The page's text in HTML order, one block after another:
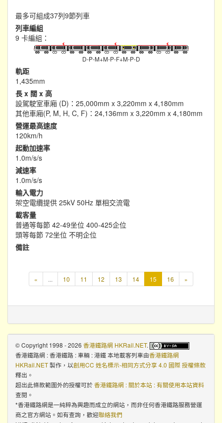
最多可組成37列9節列車
列車編組
9 卡編組：
D-P-M+M-P-F+M-P-D
軌距
1,435mm
長 x 闊 x 高
設駕駛室車廂 (D)：25,000mm x 3,220mm x 4,180mm
其他車廂(P, M, H, C, F)：24,136mm x 3,220mm x 4,180mm
營運最高速度
120km/h
起動加速率
1.0m/s/s
減速率
1.0m/s/s
輸入電力
架空電纜提供 25kV 50Hz 單相交流電
載客量
普通等每節 42-49坐位 400-425企位
頭等每節 72坐位 不明企位
備註
« ... 10 11 12 13 14 15
頁
16 »
© Copyright 1998 - 2026 香港鐵路網 HKRail.NET.
香港鐵路網 : 香港鐵路 : 車輛 : 港鐵 本地載客列車由香港鐵路網
HKRail.NET製作，以創用CC 姓名標示-相同方式分享 4.0 國際 授權條款
釋出。
超出此條款範圍外的授權可於香港鐵路網 : 關於本站 : 有關使用本站資料
查閱。
*香港鐵路網是一純粹為興趣而成立的網站，而非任何香港鐵路服務營運
商之官方網站。如有查詢，歡迎聯絡我們